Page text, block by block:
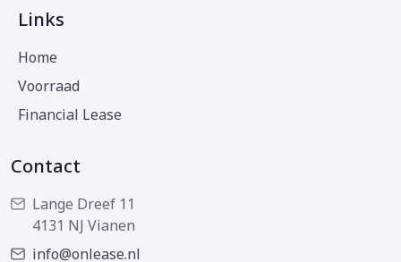
Links
Home
Voorraad
Financial Lease
Contact
Lange Dreef 11
4131 NJ Vianen
info@onlease.nl